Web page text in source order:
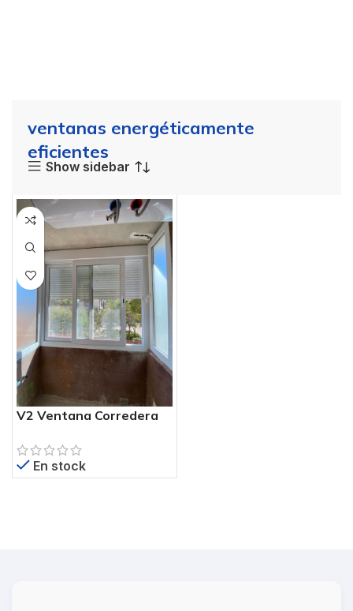
ventanas energéticamente
eficientes
Show sidebar
V2 Ventana Corredera
– Perfil SWS 5 Cámaras
En stock